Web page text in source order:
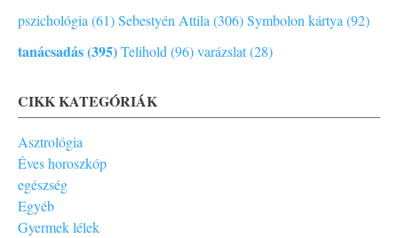
pszichológia (61)Sebestyén Attila (306)Symbolon kártya (92)
tanácsadás (395)Telihold (96)varázslat (28)
CIKK KATEGÓRIÁK
Asztrológia
Éves horoszkóp
egészség
Egyéb
Gyermek lélek